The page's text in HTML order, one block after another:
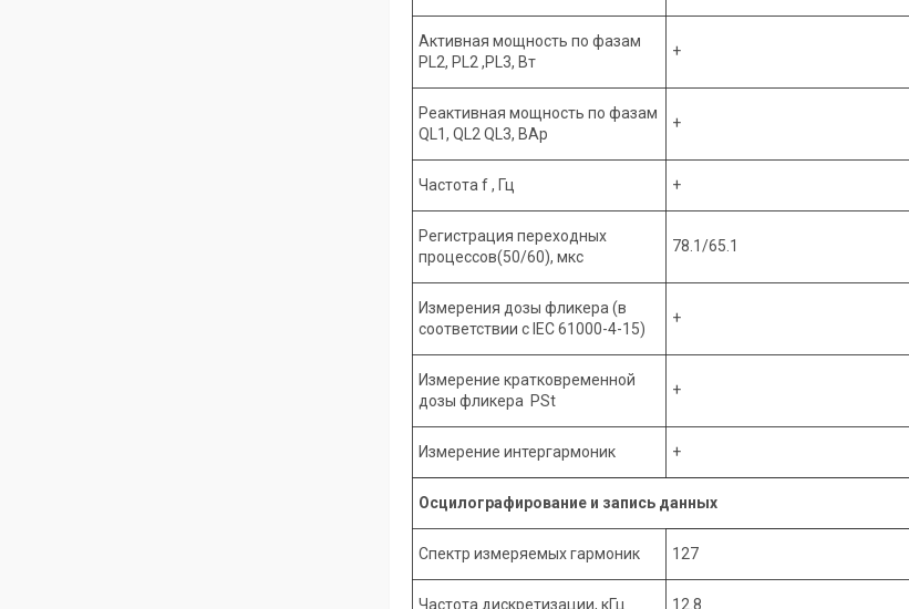
Активная мощность по фазам
PL2, PL2 ,PL3, Bт
+
Реактивная мощность по фазам
QL1, QL2 QL3, ВАр
+
Частота f , Гц +
Регистрация переходных
процессов(50/60), мкс
78.1/65.1
Измерения дозы фликера (в
соответствии с IEC 61000-4-15)
+
Измерение кратковременной
дозы фликера PSt
+
Измерение интергармоник +
Осцилографирование и запись данных
Спектр измеряемых гармоник 127
Частота дискретизации, кГц 12.8